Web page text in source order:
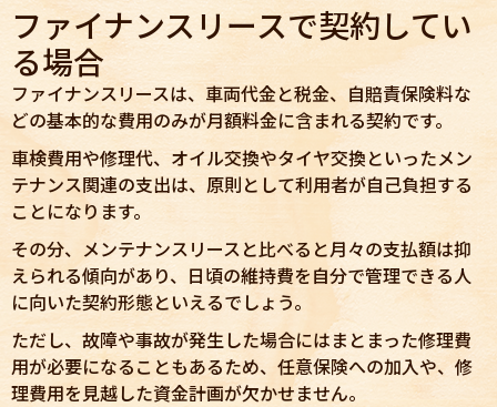
ファイナンスリースで契約してい
る場合
ファイナンスリースは、車両代金と税金、自賠責保険料な
どの基本的な費用のみが月額料金に含まれる契約です。
車検費用や修理代、オイル交換やタイヤ交換といったメン
テナンス関連の支出は、原則として利用者が自己負担する
ことになります。
その分、メンテナンスリースと比べると月々の支払額は抑
えられる傾向があり、日頃の維持費を自分で管理できる人
に向いた契約形態といえるでしょう。
ただし、故障や事故が発生した場合にはまとまった修理費
用が必要になることもあるため、任意保険への加入や、修
理費用を見越した資金計画が欠かせません。